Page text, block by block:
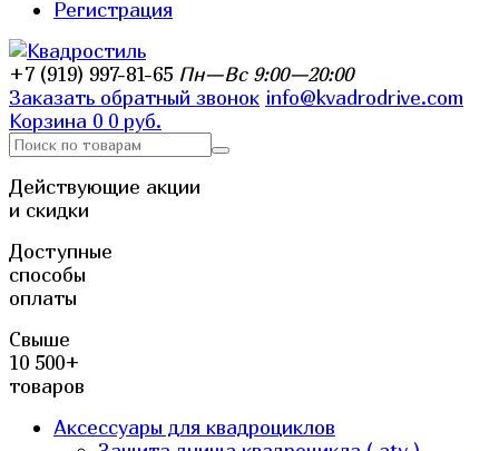
Регистрация
+7 (919) 997-81-65 Пн—Вс 9:00—20:00
Заказать обратный звонок info@kvadrodrive.com
Корзина 0 0 руб.
Действующие акции
и скидки
Доступные
способы
оплаты
Свыше
10 500+
товаров
Аксессуары для квадроциклов